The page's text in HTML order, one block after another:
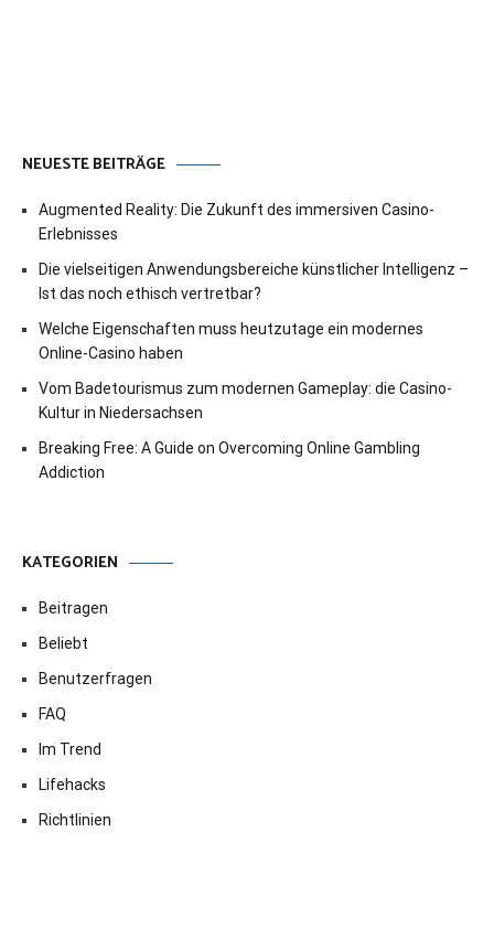
NEUESTE BEITRÄGE
Augmented Reality: Die Zukunft des immersiven Casino-
Erlebnisses
Die vielseitigen Anwendungsbereiche künstlicher Intelligenz –
Ist das noch ethisch vertretbar?
Welche Eigenschaften muss heutzutage ein modernes
Online-Casino haben
Vom Badetourismus zum modernen Gameplay: die Casino-
Kultur in Niedersachsen
Breaking Free: A Guide on Overcoming Online Gambling
Addiction
KATEGORIEN
Beitragen
Beliebt
Benutzerfragen
FAQ
Im Trend
Lifehacks
Richtlinien